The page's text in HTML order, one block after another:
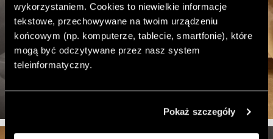
wykorzystaniem. Cookies to niewielkie informacje
tekstowe, przechowywane na twoim urządzeniu
końcowym (np. komputerze, tablecie, smartfonie), które
mogą być odczytywane przez nasz system
teleinformatyczny.
Pokaż szczegóły